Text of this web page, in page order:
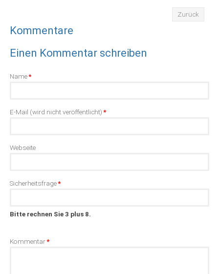
Zurück
Kommentare
Einen Kommentar schreiben
Pflichtfeld
Name*
Pflichtfeld
E-Mail (wird nicht veröffentlicht)*
Webseite
Pflichtfeld
Sicherheitsfrage*
Bitte rechnen Sie 3 plus 8.
Pflichtfeld
Kommentar*